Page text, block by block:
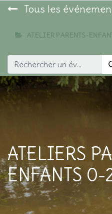
Tous les
ATELIER PARENTS-
ATELIERS
ENFANTS 0-